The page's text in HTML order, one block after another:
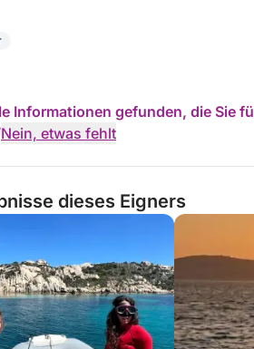
Informationen gefunden, die Sie
Nein, etwas fehlt
dieses Eigners